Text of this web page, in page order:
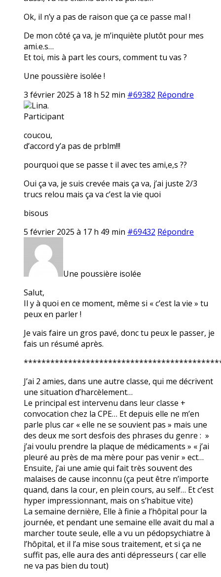
Ok, il n’y a pas de raison que ça ce passe mal !
De mon côté ça va, je m’inquiète plutôt pour mes
ami.e.s…
Et toi, mis à part les cours, comment tu vas ?
Une poussière isolée !
3 février 2025 à 18 h 52 min #69382 Répondre
Lina.
Participant
coucou,
d’accord y’a pas de prblm!!!
pourquoi que se passe t il avec tes ami,e,s ??
Oui ça va, je suis crevée mais ça va, j’ai juste 2/3
trucs relou mais ça va c’est la vie quoi
bisous
5 février 2025 à 17 h 49 min #69432 Répondre
Une poussière isolée
Salut,
Il y à quoi en ce moment, même si « c’est la vie » tu
peux en parler !
Je vais faire un gros pavé, donc tu peux le passer, je
fais un résumé après.
J’ai 2 amies, dans une autre classe, qui me décrivent
une situation d’harcèlement…
Le principal est intervenu dans leur classe +
convocation chez la CPE… Et depuis elle ne m’en
parle plus car « elle ne se souvient pas » mais une
des deux me sort desfois des phrases du genre : »
j’ai voulu prendre la plaque de médicaments » « j’ai
pleuré au près de ma mère pour pas venir » ect…
Ensuite, j’ai une amie qui fait très souvent des
malaises de cause inconnu (ça peut être n’importe
quand, dans la cour, en plein cours, au self… Et c’est
hyper impressionnant, mais on s’habitue vite)
La semaine dernière, Elle à finie a l’hôpital pour la
journée, et pendant une semaine elle avait du mal a
marcher toute seule, elle a vu un pédopsychiatre à
l’hôpital, et il l’a mise sous traitement, et si ça ne
suffit pas, elle aura des anti dépresseurs ( car elle
ne va pas bien du tout)